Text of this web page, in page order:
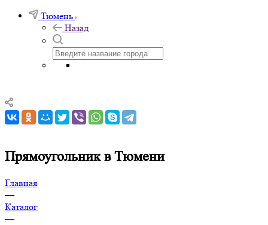
Тюмень
Назад
Прямоугольник в Тюмени
Главная
—
Каталог
—